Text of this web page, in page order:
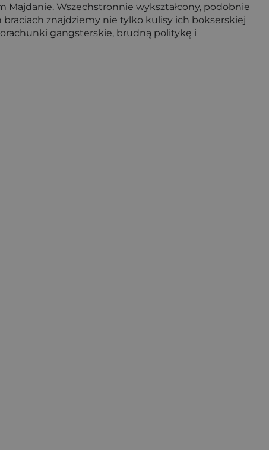
Majdanie. Wszechstronnie wykształcony, podobnie
braciach znajdziemy nie tylko kulisy ich bokserskiej
gangsterskie, brudną politykę i